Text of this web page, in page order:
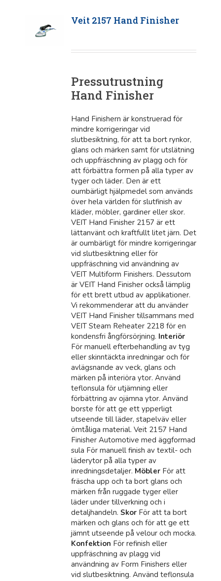
Veit 2157 Hand Finisher
Pressutrustning
Hand Finisher
Hand Finishern är konstruerad för
mindre korrigeringar vid
slutbesiktning, för att ta bort rynkor,
glans och märken samt för utslätning
och uppfräschning av plagg och för
att förbättra formen på alla typer av
tyger och läder. Den är ett
oumbärligt hjälpmedel som används
över hela världen för slutfinish av
kläder, möbler, gardiner eller skor.
VEIT Hand Finisher 2157 är ett
lättanvänt och kraftfullt litet järn. Det
är oumbärligt för mindre korrigeringar
vid slutbesiktning eller för
uppfräschning vid användning av
VEIT Multiform Finishers. Dessutom
är VEIT Hand Finisher också lämplig
för ett brett utbud av applikationer.
Vi rekommenderar att du använder
VEIT Hand Finisher tillsammans med
VEIT Steam Reheater 2218 för en
kondensfri ångförsörjning. Interiör
För manuell efterbehandling av tyg
eller skinntäckta inredningar och för
avlägsnande av veck, glans och
märken på interiöra ytor. Använd
teflonsula för utjämning eller
förbättring av ojämna ytor. Använd
borste för att ge ett ypperligt
utseende till läder, stapelväv eller
ömtåliga material. Veit 2157 Hand
Finisher Automotive med äggformad
sula För manuell finish av textil- och
läderytor på alla typer av
inredningsdetaljer. MöblerFör att
fräscha upp och ta bort glans och
märken från ruggade tyger eller
läder under tillverkning och i
detaljhandeln. SkorFör att ta bort
märken och glans och för att ge ett
jämnt utseende på velour och mocka.
Konfektion För refinish eller
uppfräschning av plagg vid
användning av Form Finishers eller
vid slutbesiktning. Använd teflonsula